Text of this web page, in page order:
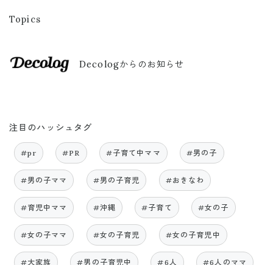
Topics
Decologからのお知らせ
注目のハッシュタグ
#pr #PR #子育て中ママ #男の子
#男の子ママ #男の子育児 #おきなわ
#育児中ママ #沖縄 #子育て #女の子
#女の子ママ #女の子育児 #女の子育児中
#大家族 #男の子育児中 #6人 #6人のママ